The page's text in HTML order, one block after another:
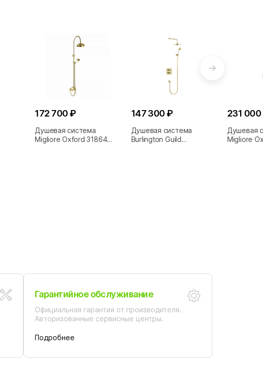
172 700 ₽
Душевая система
Migliore Oxford 31864
147 300 ₽
Душевая система
Burlington Guild
231
Душевая
Migliore
Гарантийное обслуживание
Официальная гарантия от производителя.
Авторизованные сервисные центры.
Подробнее